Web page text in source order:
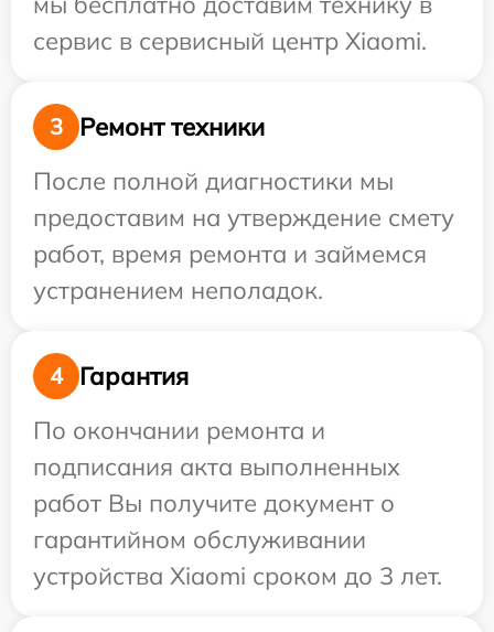
сервис в сервисный центр Xiaomi.
3
Ремонт техники
После полной диагностики мы
предоставим на утверждение смету
работ, время ремонта и займемся
устранением неполадок.
4
Гарантия
По окончании ремонта и
подписания акта выполненных
работ Вы получите документ о
гарантийном обслуживании
устройства Xiaomi сроком до 3 лет.